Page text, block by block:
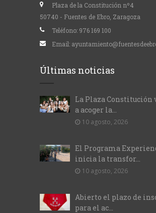
Plaza de la Constitución nº4
50740 - Fuentes de Ebro, Zaragoza
Teléfono: 976 169 100
Email:
Últimas noticias
La Plaza Constitución
a acoger la...
10 agosto, 2026
El Programa
inicia la transfor...
10 agosto, 2026
Abierto el plazo de
para el ac...